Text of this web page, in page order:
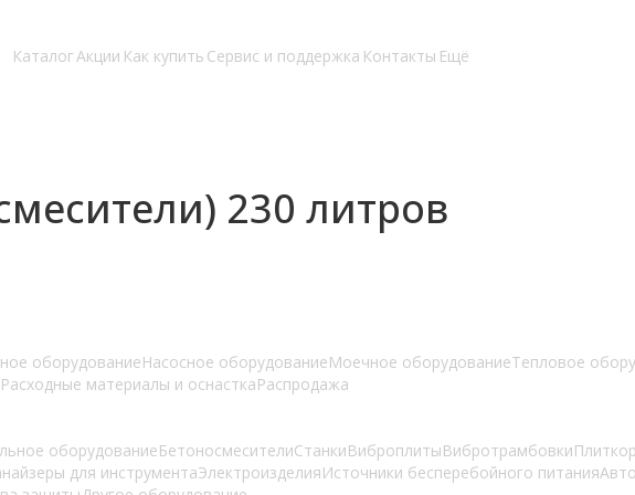
КаталогАкции Как купить Сервис и поддержка Контакты Ещё
230 литров
оборудованиеНасосное оборудованиеМоечное оборудованиеТепловое
Расходные материалы и оснасткаРаспродажа
оборудованиеБетоносмесителиСтанкиВиброплитыВибротрамбовки
для инструментаЭлектроизделияИсточники бесперебойного питания